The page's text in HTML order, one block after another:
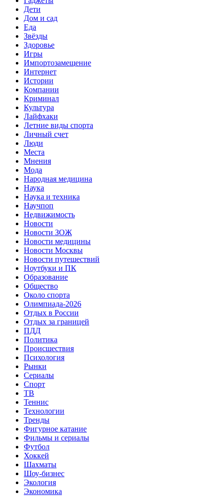
Дети
Дом и сад
Еда
Звёзды
Здоровье
Игры
Импортозамещение
Интернет
Истории
Компании
Криминал
Культура
Лайфхаки
Летние виды спорта
Личный счет
Люди
Места
Мнения
Мода
Народная медицина
Наука
Наука и техника
Научпоп
Недвижимость
Новости
Новости ЗОЖ
Новости медицины
Новости Москвы
Новости путешествий
Ноутбуки и ПК
Образование
Общество
Около спорта
Олимпиада-2026
Отдых в России
Отдых за границей
ПДД
Политика
Происшествия
Психология
Рынки
Сериалы
Спорт
ТВ
Теннис
Технологии
Тренды
Фигурное катание
Фильмы и сериалы
Футбол
Хоккей
Шахматы
Шоу-бизнес
Экология
Экономика